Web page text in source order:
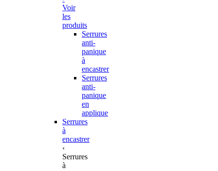
Voir
les
produits
Serrures
anti-
panique
à
encastrer
Serrures
anti-
panique
en
applique
Serrures
à
encastrer
‹
Serrures
à